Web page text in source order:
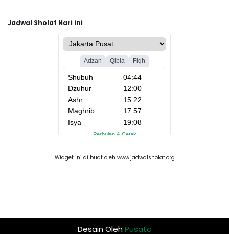
Jadwal Sholat Hari ini
Widget ini di buat oleh www.jadwalsholat.org
Desain OlehPusato